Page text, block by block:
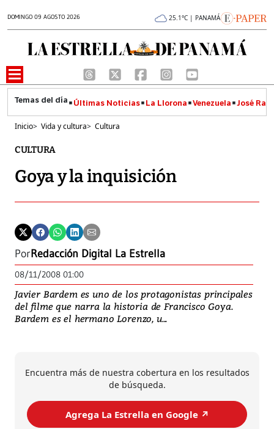
DOMINGO 09 AGOSTO 2026 25.1°C | PANAMÁ
Últimas Noticias La Llorona Venezuela José
Inicio> Vida y cultura> Cultura
CULTURA
Goya y la inquisición
PorRedacción Digital La Estrella
08/11/2008 01:00
Javier Bardem es uno de los protagonistas principales
del filme que narra la historia de Francisco Goya.
Bardem es el hermano Lorenzo, u...
Encuentra más de nuestra cobertura en los resultados
de búsqueda.
Agrega La Estrella en Google ↗️